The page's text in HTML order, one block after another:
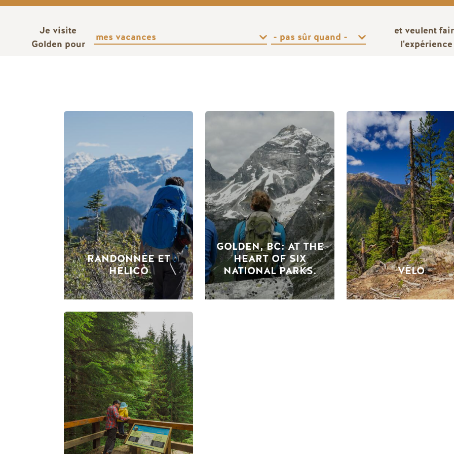
Je visite
Golden pour
et veulent
l'expérience
RANDONNÉE ET
HÉLICO
GOLDEN, BC: AT THE
HEART OF SIX
NATIONAL PARKS.
VÉLO